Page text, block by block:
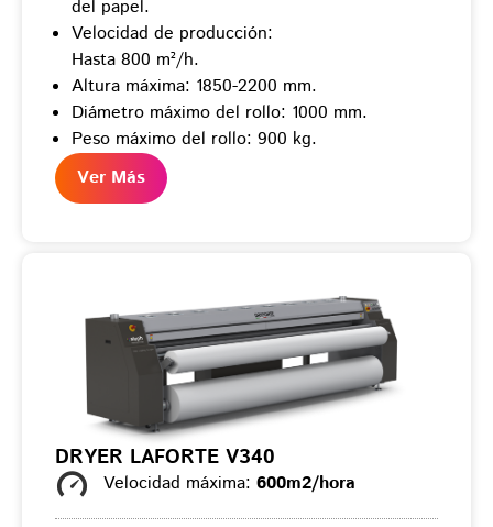
del papel.
Velocidad de producción:
Hasta 800 m²/h.
Altura máxima: 1850-2200 mm.
Diámetro máximo del rollo: 1000 mm.
Peso máximo del rollo: 900 kg.
Ver Más
DRYER LAFORTE V340
Velocidad máxima: 600m2/hora